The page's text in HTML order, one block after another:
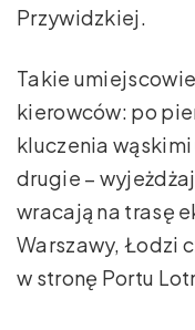
Przywidzkiej.
Takie
kierowców: po
kluczenia
drugie –
wracają na trasę
Warszawy, Łodzi
w stronę Portu